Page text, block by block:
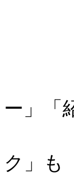
・
→特
「ゲ
ー」「
「ふ
ク」も